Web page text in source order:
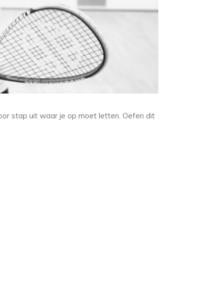
stap uit waar je op moet letten. Oefen dit